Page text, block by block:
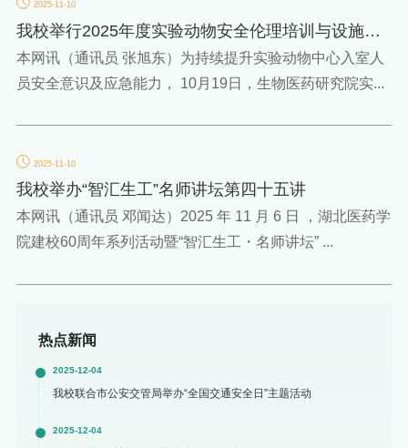
2025-11-10
我校举行2025年度实验动物安全伦理培训与设施消
防应急演练
本网讯（通讯员 张旭东）为持续提升实验动物中心入室人
员安全意识及应急能力， 10月19日，生物医药研究院实...
2025-11-10
我校举办“智汇生工”名师讲坛第四十五讲
本网讯（通讯员 邓闻达）2025 年 11 月 6 日 ，湖北医药学
院建校60周年系列活动暨“智汇生工・名师讲坛” ...
热点新闻
2025-12-04
我校联合市公安交管局举办“全国交通安全日”主题活动
2025-12-04